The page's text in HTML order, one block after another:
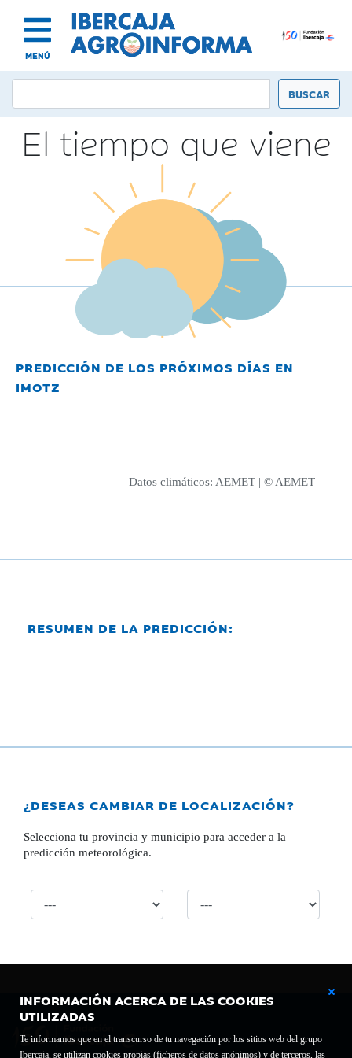
MENÚ
INFORMACIÓN ACERCA DE LAS COOKIES
UTILIZADAS
Te informamos que en el transcurso de tu navegación por los sitios web del grupo
Ibercaja, se utilizan cookies propias (ficheros de datos anónimos) y de terceros, las
El tiempo que viene
PREDICCIÓN DE LOS PRÓXIMOS DÍAS EN
IMOTZ
Datos climáticos: AEMET | © AEMET
RESUMEN DE LA PREDICCIÓN:
¿DESEAS CAMBIAR DE LOCALIZACIÓN?
Selecciona tu provincia y municipio para acceder a la
predicción meteorológica.